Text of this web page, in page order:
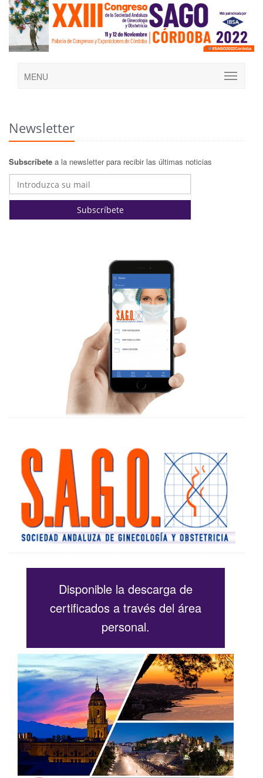
MENU
Newsletter
Subscríbete a la newsletter para recibir las últimas noticias
Subscríbete
Disponible la descarga de
certificados a través del área
personal.